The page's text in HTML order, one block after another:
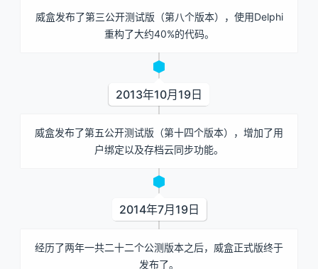
威盒发布了第三公开测试版（第八个版本），使用Delphi
重构了大约40%的代码。
2013年10月19日
威盒发布了第五公开测试版（第十四个版本），增加了用
户绑定以及存档云同步功能。
2014年7月19日
经历了两年一共二十二个公测版本之后，威盒正式版终于
发布了。